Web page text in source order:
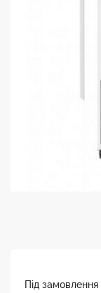
Під замовлення